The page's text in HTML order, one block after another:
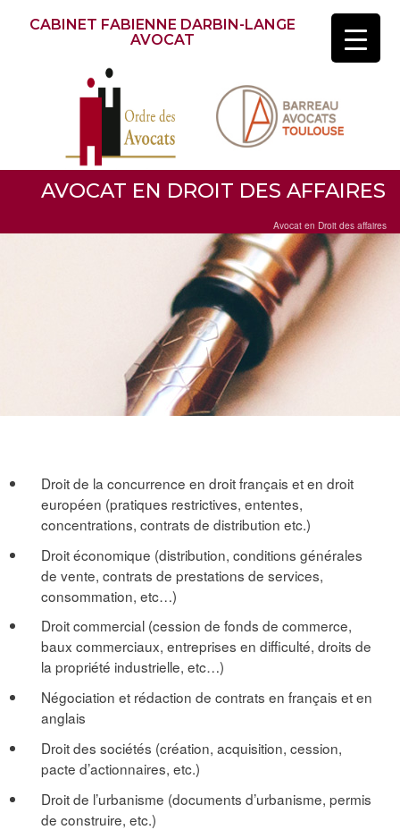
CABINET FABIENNE DARBIN-LANGE
AVOCAT
AVOCAT EN DROIT DES AFFAIRES
Avocat en Droit des affaires
Droit de la concurrence en droit français et en droit
européen (pratiques restrictives, ententes,
concentrations, contrats de distribution etc.)
Droit économique (distribution, conditions générales
de vente, contrats de prestations de services,
consommation, etc…)
Droit commercial (cession de fonds de commerce,
baux commerciaux, entreprises en difficulté, droits de
la propriété industrielle, etc…)
Négociation et rédaction de contrats en français et en
anglais
Droit des sociétés (création, acquisition, cession,
pacte d’actionnaires, etc.)
Droit de l’urbanisme (documents d’urbanisme, permis
de construire, etc.)